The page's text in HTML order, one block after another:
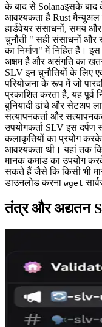
के बाद से Solanaइसके
आवश्यकता है Rust मैन्युअल
हार्डवेयर संसाधनों, समय
चुनौती " सही संसाधनों और
का निर्माण" में निहित है।
अक्षम है और असंगति का
SLV इन चुनौतियों के लिए
परियोजना के रूप में जो
प्रकाशित करता है, यह पूर्व
बुनियादी ढांचे और सेटअप
सत्यापनकर्ता और
उपयोगकर्ता SLV इस
कलाकृतियों का प्रयोग
आवश्यकता थी। यहां तक
मानक कमांड का उपयोग
सकते हैं जैसे कि किसी भी
डाउनलोड करना wget
तंत्र और अद्यतन